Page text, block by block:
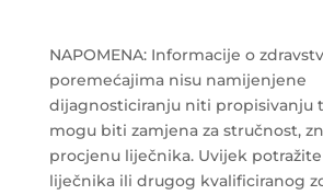
NAPOMENA: Informacije o
poremećajima nisu namijenjene
dijagnosticiranju niti propisivanju
mogu biti zamjena za stručnost,
procjenu liječnika. Uvijek
liječnika ili drugog kvalificiranog